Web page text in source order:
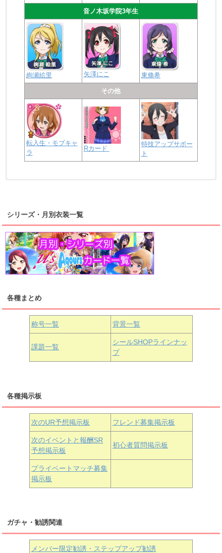
音ノ木坂学院3年生
絢瀬絵里 矢澤にこ 東條希
その他
転入生・モブキャ
ラ
Rカード
特技アップサポー
ト
桜内梨子 高海千歌 渡辺曜
浦の星女学院1年生
津島善子 黒澤ルビィ
浦の星女学院3年生
黒澤ダイヤ
上原歩夢 宮下愛 優木せつ菜
虹ヶ咲学園1年生
中須かすみ 天王寺璃奈
朝香果林 近江彼方 エマ・ヴェルデ
シリーズ・月別衣装一覧
各種まとめ
称号一覧 背景一覧
課題一覧
シールSHOPラインナッ
プ
各種掲示板
次のUR予想掲示板 フレンド募集掲示板
次のイベントと報酬SR
予想掲示板
初心者質問掲示板
プライベートマッチ募集
掲示板
ガチャ・勧誘関連
メンバー限定勧誘・ステップアップ勧誘